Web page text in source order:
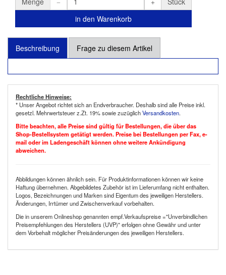
in den Warenkorb
Beschreibung Frage zu diesem Artikel
Rechtliche Hinweise:
* Unser Angebot richtet sich an Endverbraucher. Deshalb sind alle Preise inkl.
gesetzl. Mehrwertsteuer z.Zt. 19% sowie zuzüglichVersandkosten.
Bitte beachten, alle Preise sind gültig für Bestellungen, die über das
Shop-Bestellsystem getätigt werden. Preise bei Bestellungen per Fax, e-
mail oder im Ladengeschäft können ohne weitere Ankündigung
abweichen.
Abbildungen können ähnlich sein. Für Produktinformationen können wir keine
Haftung übernehmen. Abgebildetes Zubehör ist im Lieferumfang nicht enthalten.
Logos, Bezeichnungen und Marken sind Eigentum des jeweiligen Herstellers.
Änderungen, Irrtümer und Zwischenverkauf vorbehalten.
Die in unserem Onlineshop genannten empf.Verkaufspreise ="Unverbindlichen
Preisempfehlungen des Herstellers (UVP)" erfolgen ohne Gewähr und unter
dem Vorbehalt möglicher Preisänderungen des jeweiligen Herstellers.